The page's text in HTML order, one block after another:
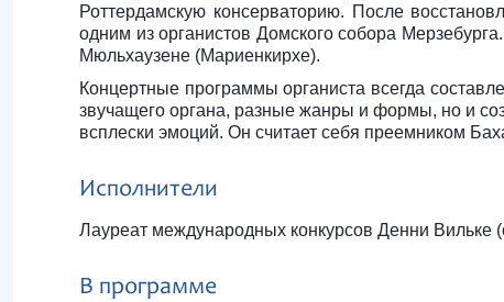
Роттердамскую консерваторию. После
одним из органистов Домского собора
Мюльхаузене (Мариенкирхе).
Концертные программы органиста всегда
звучащего органа, разные жанры и формы, но и
всплески эмоций. Он считает себя преемником
Исполнители
Лауреат международных конкурсов Денни Вильке
В программе